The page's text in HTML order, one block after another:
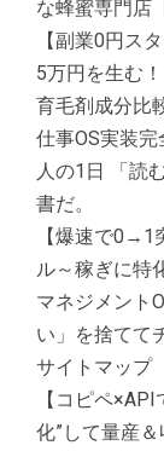
な蜂蜜専門店
【副業0円ス
5万円を生む
育毛剤成分比
仕事OS実装
人の1日 「読
書だ。
【爆速で0→1
ル～稼ぎに特
マネジメント
い」を捨てて
サイトマップ
【コピペ
化”して量産